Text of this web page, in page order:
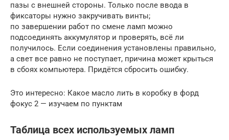
пазы с внешней стороны. Только после ввода в
фиксаторы нужно закручивать винты;
по завершении работ по смене ламп можно
подсоединять аккумулятор и проверять, всё ли
получилось. Если соединения установлены правильно,
а свет все равно не поступает, причина может крыться
в сбоях компьютера. Придётся сбросить ошибку.
Это интересно: Какое масло лить в коробку в форд
фокус 2 — изучаем по пунктам
Таблица всех используемых ламп